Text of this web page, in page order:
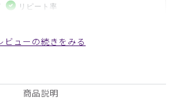
リピート率
見解を示すものではありません。
評価順 いいね数順
ビューの続きをみる
商品説明